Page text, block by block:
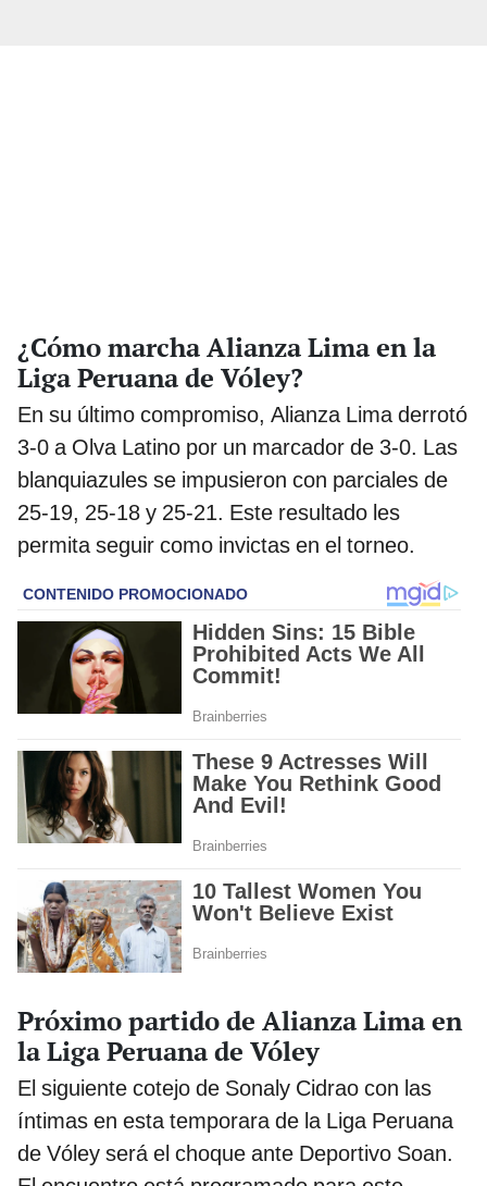
¿Cómo marcha Alianza Lima en la
Liga Peruana de Vóley?
En su último compromiso, Alianza Lima derrotó
3-0 a Olva Latino por un marcador de 3-0. Las
blanquiazules se impusieron con parciales de
25-19, 25-18 y 25-21. Este resultado les
permita seguir como invictas en el torneo.
Próximo partido de Alianza Lima en
la Liga Peruana de Vóley
El siguiente cotejo de Sonaly Cidrao con las
íntimas en esta temporara de la Liga Peruana
de Vóley será el choque ante Deportivo Soan.